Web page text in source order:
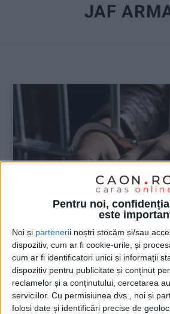
Pentru noi,
este
Noi și partenerii noștri stocăm și/sau
dispozitiv, cum ar fi cookie-urile, și
cum ar fi identificatori unici și informații
dispozitiv pentru publicitate și conținut
reclamelor și a conținutului, cercetarea
serviciilor. Cu permisiunea dvs., noi și
folosi date și identificări precise de
JAF
ŞTIRILE JUDEŢULUI CARAŞ-SEVERIN
Căutați pentru jaf armat, au
plasa polițiștilor din Oțelu